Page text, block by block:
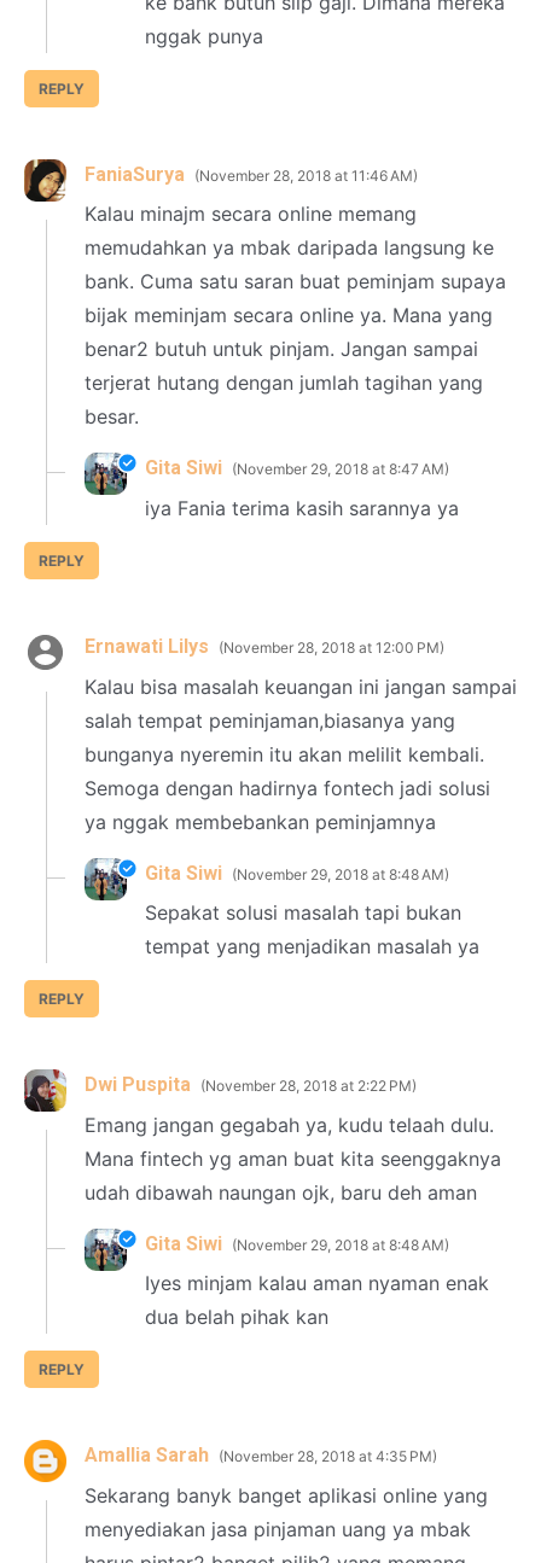
REPLY
nggak punya
FaniaSurya November 28, 2018 at 11:46 AM
Kalau minajm secara online memang
memudahkan ya mbak daripada langsung ke
bank. Cuma satu saran buat peminjam supaya
bijak meminjam secara online ya. Mana yang
benar2 butuh untuk pinjam. Jangan sampai
terjerat hutang dengan jumlah tagihan yang
besar.
REPLY
Gita Siwi November 29, 2018 at 8:47 AM
iya Fania terima kasih sarannya ya
Ernawati Lilys November 28, 2018 at 12:00 PM
Kalau bisa masalah keuangan ini jangan sampai
salah tempat peminjaman,biasanya yang
bunganya nyeremin itu akan melilit kembali.
Semoga dengan hadirnya fontech jadi solusi
ya nggak membebankan peminjamnya
REPLY
Gita Siwi November 29, 2018 at 8:48 AM
Sepakat solusi masalah tapi bukan
tempat yang menjadikan masalah ya
Dwi Puspita November 28, 2018 at 2:22 PM
Emang jangan gegabah ya, kudu telaah dulu.
Mana fintech yg aman buat kita seenggaknya
udah dibawah naungan ojk, baru deh aman
REPLY
Gita Siwi November 29, 2018 at 8:48 AM
Iyes minjam kalau aman nyaman enak
dua belah pihak kan
Amallia Sarah November 28, 2018 at 4:35 PM
Sekarang banyk banget aplikasi online yang
menyediakan jasa pinjaman uang ya mbak